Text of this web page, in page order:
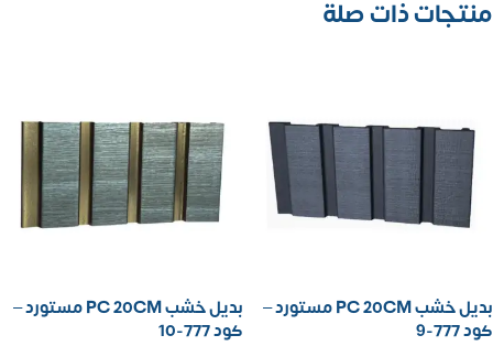
منتجات ذات صلة
بديل خشب PC 20CM مستورد –
كود 777-9
بديل خشب PC 20CM مستورد –
كود 777-10